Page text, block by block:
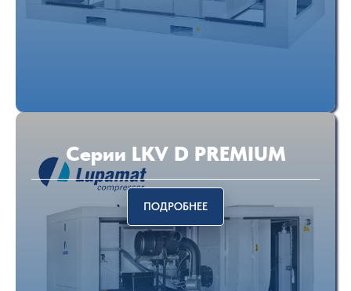
Серии LKV D PREMIUM
ПОДРОБНЕЕ